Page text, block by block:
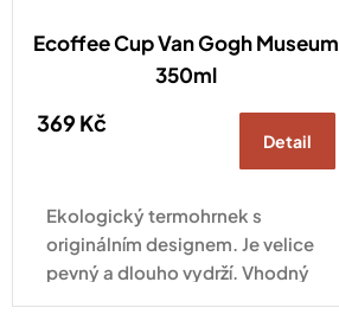
Ecoffee Cup Van Gogh Museum
350ml
369 Kč
Detail
Ekologický termohrnek s
originálním designem. Je velice
pevný a dlouho vydrží. Vhodný
pro každodenní využití.